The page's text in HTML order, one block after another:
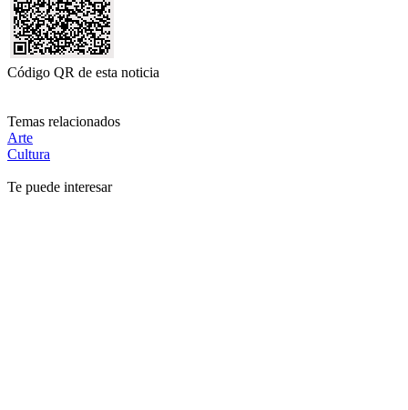
Código QR de esta noticia
Temas relacionados
Arte
Cultura
Te puede interesar